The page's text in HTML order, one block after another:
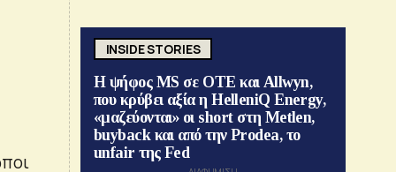
INSIDE STORIES
Η ψήφος MS σε ΟΤΕ και Allwyn,
που κρύβει αξία η HelleniQ Energy,
«μαζεύονται» οι short στη Metlen,
buyback και από την Prodea, το
unfair της Fed